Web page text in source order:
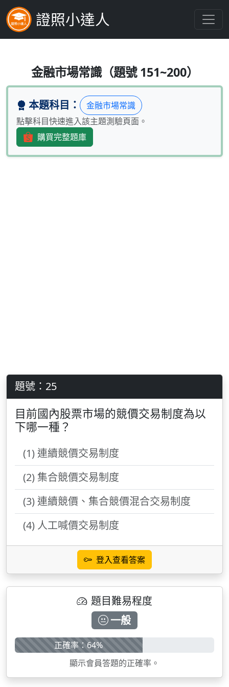
證照小達人
目前國內股票市場的競價交易制
金融市場常識（題號 151~200）
本題科目：
金融市場常識
點擊科目快速進入該主題測驗頁面。
購買完整題庫
題號：25
目前國內股票市場的競價交易制度為以
下哪一種？
(1) 連續競價交易制度
(2) 集合競價交易制度
(3) 連續競價、集合競價混合交易制度
(4) 人工喊價交易制度
登入查看答案
題目難易程度
一般
正確率：64%
顯示會員答題的正確率。